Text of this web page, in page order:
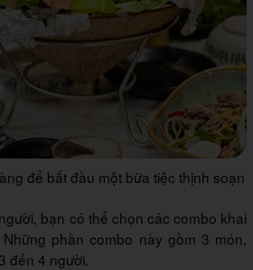
để bắt đầu một bữa tiệc thịnh soạn
bạn có thể chọn các combo khai
phần combo này gồm 3 món,
đến 4 người.